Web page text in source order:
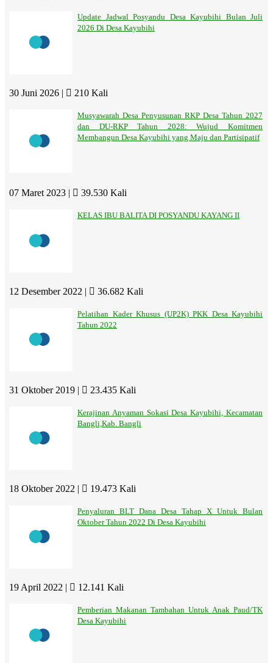
Update Jadwal Posyandu Desa Kayubihi Bulan Juli
2026 Di Desa Kayubihi
30 Juni 2026 | 210 Kali
Musyawarah Desa Penyusunan RKP Desa Tahun 2027
dan DU-RKP Tahun 2028: Wujud Komitmen
Membangun Desa Kayubihi yang Maju dan Partisipatif
07 Maret 2023 | 39.530 Kali
KELAS IBU BALITA DI POSYANDU KAYANG II
12 Desember 2022 | 36.682 Kali
Pelatihan Kader Khusus (UP2K) PKK Desa Kayubihi
Tahun 2022
31 Oktober 2019 | 23.435 Kali
Kerajinan Anyaman Sokasi Desa Kayubihi, Kecamatan
Bangli,Kab. Bangli
18 Oktober 2022 | 19.473 Kali
Penyaluran BLT Dana Desa Tahap X Untuk Bulan
Oktober Tahun 2022 Di Desa Kayubihi
19 April 2022 | 12.141 Kali
Pemberian Makanan Tambahan Untuk Anak Paud/TK
Desa Kayubihi